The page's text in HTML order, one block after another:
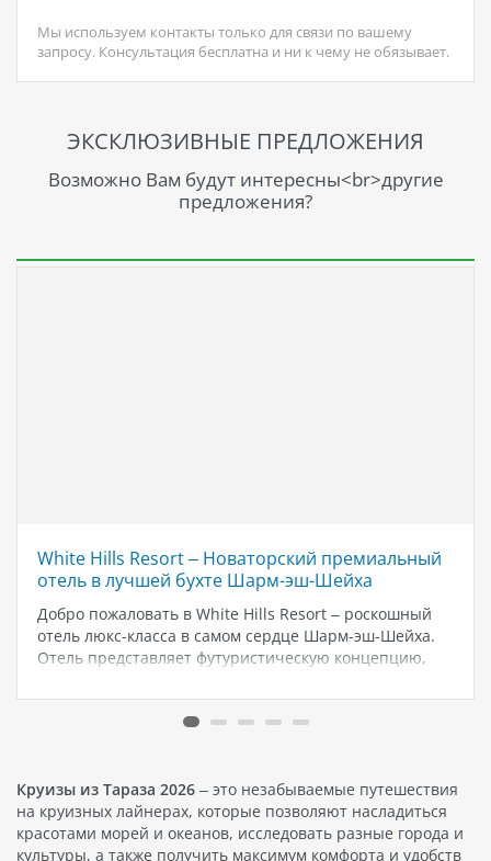
Мы используем контакты только для связи по вашему
запросу. Консультация бесплатна и ни к чему не обязывает.
ЭКСКЛЮЗИВНЫЕ ПРЕДЛОЖЕНИЯ
Возможно Вам будут интересны<br>другие
предложения?
White Hills Resort – Новаторский премиальный
отель в лучшей бухте Шарм-эш-Шейха
Добро пожаловать в White Hills Resort – роскошный
отель люкс-класса в самом сердце Шарм-эш-Шейха.
Отель представляет футуристическую концепцию,
предлагает концепцию питания Премиум Все
Включено, качество которой приятно удивит даже
Круизы из Тараза 2026 – это незабываемые путешествия
на круизных лайнерах, которые позволяют насладиться
красотами морей и океанов, исследовать разные города и
культуры, а также получить максимум комфорта и удобств